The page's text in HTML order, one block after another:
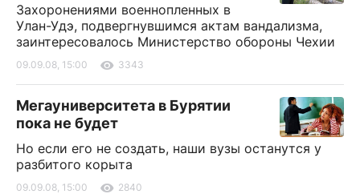
Захоронениями военнопленных в
Улан-Удэ, подвергнувшимся актам вандализма,
заинтересовалось Министерство обороны Чехии
09.09.08, 15:00 3343
Мегауниверситета в Бурятии
пока не будет
Но если его не создать, наши вузы останутся у
разбитого корыта
09.09.08, 15:00 2840